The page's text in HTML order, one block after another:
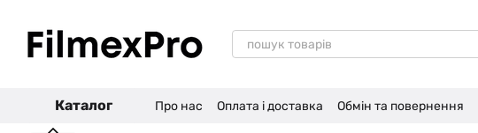
Каталог Про нас Оплата і доставка Обмін та повернення